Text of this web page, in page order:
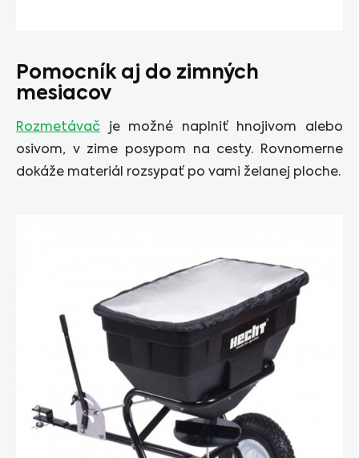
Pomocník aj do zimných
mesiacov
Rozmetávač je možné naplniť hnojivom alebo
osivom, v zime posypom na cesty. Rovnomerne
dokáže materiál rozsypať po vami želanej ploche.